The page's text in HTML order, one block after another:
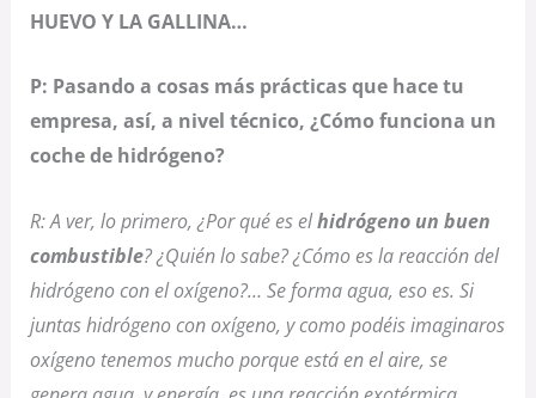
HUEVO Y LA GALLINA…
P: Pasando a cosas más prácticas que hace tu
empresa, así, a nivel técnico, ¿Cómo funciona un
coche de hidrógeno?
R: A ver, lo primero, ¿Por qué es elhidrógeno un buen
combustible? ¿Quién lo sabe? ¿Cómo es la reacción del
hidrógeno con el oxígeno?… Se forma agua, eso es. Si
juntas hidrógeno con oxígeno, y como podéis imaginaros
oxígeno tenemos mucho porque está en el aire, se